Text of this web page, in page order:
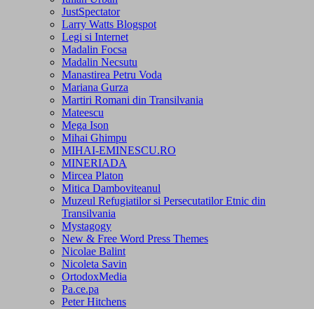
JustSpectator
Larry Watts Blogspot
Legi si Internet
Madalin Focsa
Madalin Necsutu
Manastirea Petru Voda
Mariana Gurza
Martiri Romani din Transilvania
Mateescu
Mega Ison
Mihai Ghimpu
MIHAI-EMINESCU.RO
MINERIADA
Mircea Platon
Mitica Damboviteanul
Muzeul Refugiatilor si Persecutatilor Etnic din
Transilvania
Mystagogy
New & Free Word Press Themes
Nicolae Balint
Nicoleta Savin
OrtodoxMedia
Pa.ce.pa
Peter Hitchens